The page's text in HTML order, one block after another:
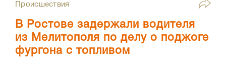
Происшествия
В Ростове задержали водителя
из Мелитополя по делу о поджоге
фургона с топливом